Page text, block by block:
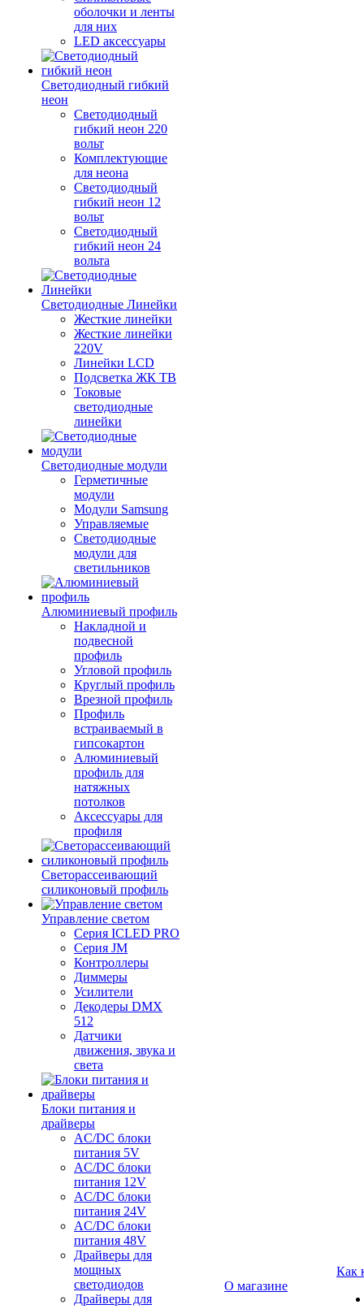
оболочки и ленты
для них
LED аксессуары
Светодиодный гибкий
неон
Светодиодный
гибкий неон 220
вольт
Комплектующие
для неона
Светодиодный
гибкий неон 12
вольт
Светодиодный
гибкий неон 24
вольта
Светодиодные Линейки
Жесткие линейки
Жесткие линейки
220V
Линейки LCD
Подсветка ЖК ТВ
Токовые
светодиодные
линейки
Светодиодные модули
Герметичные
модули
Модули Samsung
Управляемые
Светодиодные
модули для
светильников
Алюминиевый профиль
Накладной и
подвесной
профиль
Угловой профиль
Круглый профиль
Врезной профиль
Профиль
встраиваемый в
гипсокартон
Алюминиевый
профиль для
натяжных
потолков
Аксессуары для
профиля
Светорассеивающий
силиконовый профиль
Управление светом
Серия ICLED PRO
Серия JM
Контроллеры
Диммеры
Усилители
Декодеры DMX
512
Датчики
движения, звука и
света
Блоки питания и
драйверы
AC/DC блоки
питания 5V
AC/DC блоки
питания 12V
AC/DC блоки
питания 24V
AC/DC блоки
питания 48V
Драйверы для
мощных
светодиодов
Драйверы для
О магазине
Как